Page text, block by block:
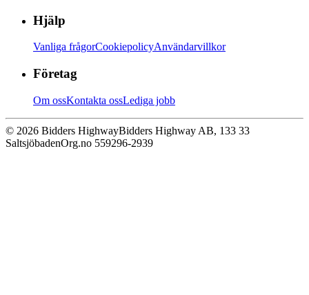
Hjälp
Vanliga frågorCookiepolicyAnvändarvillkor
Företag
Om ossKontakta ossLediga jobb
© 2026 Bidders HighwayBidders Highway AB, 133 33
SaltsjöbadenOrg.no 559296-2939